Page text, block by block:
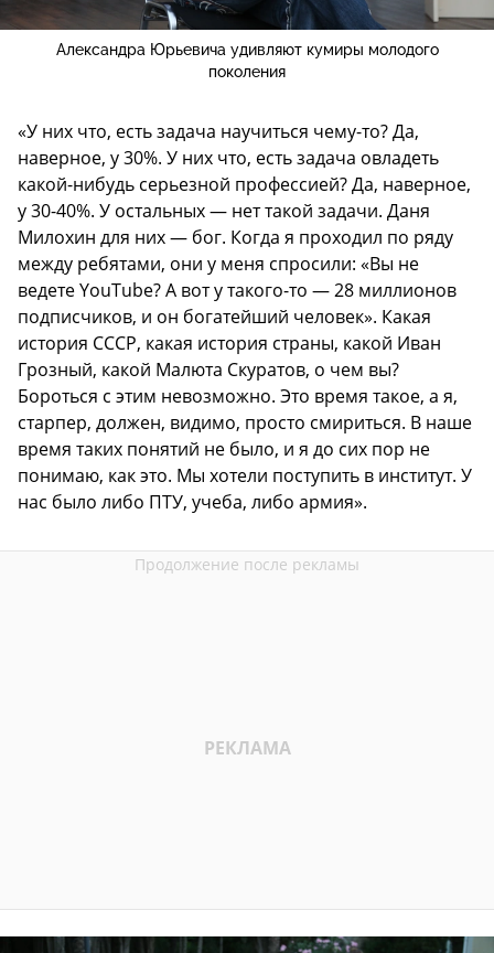
Александра Юрьевича удивляют кумиры молодого
поколения
«У них что, есть задача научиться чему-то? Да,
наверное, у 30%. У них что, есть задача овладеть
какой-нибудь серьезной профессией? Да, наверное,
у 30-40%. У остальных — нет такой задачи. Даня
Милохин для них — бог. Когда я проходил по ряду
между ребятами, они у меня спросили: «Вы не
ведете YouTube? А вот у такого-то — 28 миллионов
подписчиков, и он богатейший человек». Какая
история СССР, какая история страны, какой Иван
Грозный, какой Малюта Скуратов, о чем вы?
Бороться с этим невозможно. Это время такое, а я,
старпер, должен, видимо, просто смириться. В наше
время таких понятий не было, и я до сих пор не
понимаю, как это. Мы хотели поступить в институт. У
нас было либо ПТУ, учеба, либо армия».